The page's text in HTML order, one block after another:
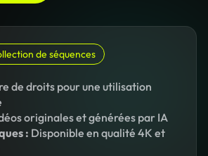
de séquences
de droits pour une utilisation
originales et générées par IA
: Disponible en qualité 4K et